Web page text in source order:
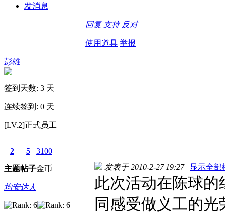
发消息
回复 支持 反对
使用道具 举报
彭雄
签到天数: 3 天
连续签到: 0 天
[LV.2]正式员工
2
主题
5
帖子
3100
金币
均安达人
发表于 2010-2-27 19:27 | 显示全部
此次活动在陈球
同感受做义工的光